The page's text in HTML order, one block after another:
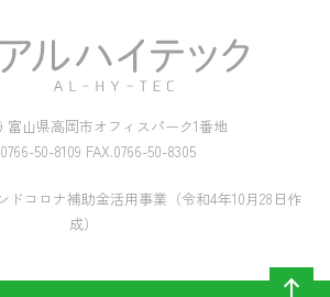
富山県高岡市オフィスパーク1番地
50-8109 FAX.0766-50-8305
ドコロナ補助金活用事業（令和4年10月28日作
成）